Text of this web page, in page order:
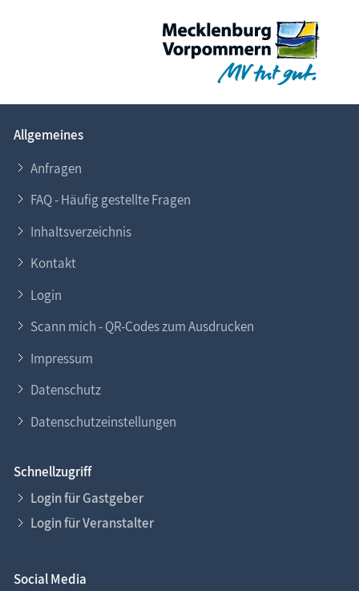
Allgemeines
Anfragen
FAQ - Häufig gestellte Fragen
Inhaltsverzeichnis
Kontakt
Login
Scann mich - QR-Codes zum Ausdrucken
Impressum
Datenschutz
Datenschutzeinstellungen
Schnellzugriff
Login für Gastgeber
Login für Veranstalter
Social Media